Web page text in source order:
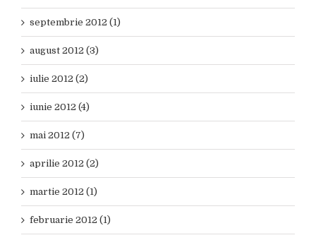
septembrie 2012 (1)
august 2012 (3)
iulie 2012 (2)
iunie 2012 (4)
mai 2012 (7)
aprilie 2012 (2)
martie 2012 (1)
februarie 2012 (1)